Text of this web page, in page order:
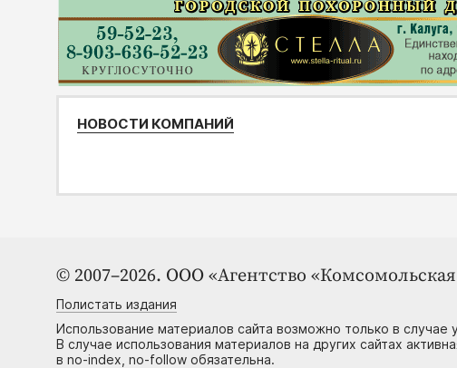
НОВОСТИ КОМПАНИЙ
© 2007–2026. ООО «Агентство
Полистать издания
Использование материалов сайта возможно только в
В случае использования материалов на других сайтах
в no-index, no-follow обязательна.